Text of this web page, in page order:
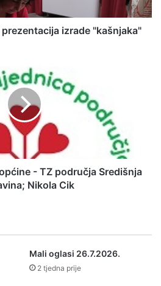
izrade "kašnjaka"
- TZ područja Središnja
Nikola Cik
Mali oglasi 26.7.2026.
2 tjedna prije